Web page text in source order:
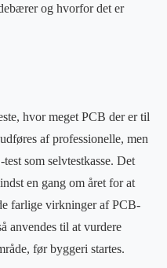
og hvorfor det er
hvor meget PCB der er til
af professionelle, men
som selvtestkasse. Det
en gang om året for at
farlige virkninger af PCB-
anvendes til at vurdere
før byggeri startes.